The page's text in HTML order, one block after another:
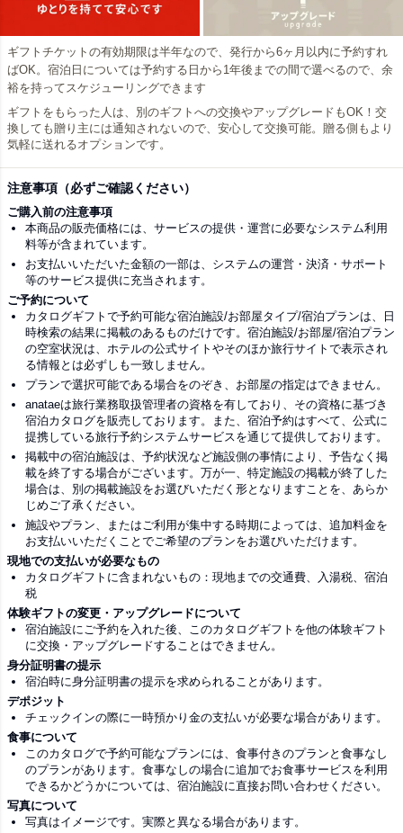
ギフトチケットの有効期限は半年なので、発行から6ヶ月以内に予約すれ
ばOK。宿泊日については予約する日から1年後までの間で選べるので、余
裕を持ってスケジューリングできます
ギフトをもらった人は、別のギフトへの交換やアップグレードもOK！交
換しても贈り主には通知されないので、安心して交換可能。贈る側もより
気軽に送れるオプションです。
注意事項（必ずご確認ください）
ご購入前の注意事項
本商品の販売価格には、サービスの提供・運営に必要なシステム利用
料等が含まれています。
お支払いいただいた金額の一部は、システムの運営・決済・サポート
等のサービス提供に充当されます。
ご予約について
カタログギフトで予約可能な宿泊施設/お部屋タイプ/宿泊プランは、日
時検索の結果に掲載のあるものだけです。宿泊施設/お部屋/宿泊プラン
の空室状況は、ホテルの公式サイトやそのほか旅行サイトで表示され
る情報とは必ずしも一致しません。
プランで選択可能である場合をのぞき、お部屋の指定はできません。
anataeは旅行業務取扱管理者の資格を有しており、その資格に基づき
宿泊カタログを販売しております。また、宿泊予約はすべて、公式に
提携している旅行予約システムサービスを通じて提供しております。
掲載中の宿泊施設は、予約状況など施設側の事情により、予告なく掲
載を終了する場合がございます。万が一、特定施設の掲載が終了した
場合は、別の掲載施設をお選びいただく形となりますことを、あらか
じめご了承ください。
施設やプラン、またはご利用が集中する時期によっては、追加料金を
お支払いいただくことでご希望のプランをお選びいただけます。
現地での支払いが必要なもの
カタログギフトに含まれないもの：現地までの交通費、入湯税、宿泊
税
体験ギフトの変更・アップグレードについて
宿泊施設にご予約を入れた後、このカタログギフトを他の体験ギフト
に交換・アップグレードすることはできません。
身分証明書の提示
宿泊時に身分証明書の提示を求められることがあります。
デポジット
チェックインの際に一時預かり金の支払いが必要な場合があります。
食事について
このカタログで予約可能なプランには、食事付きのプランと食事なし
のプランがあります。食事なしの場合に追加でお食事サービスを利用
できるかどうかについては、宿泊施設に直接お問い合わせください。
写真について
写真はイメージです。実際と異なる場合があります。